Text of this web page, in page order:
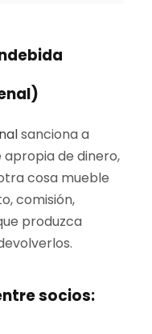
sanciona a
apropia de dinero,
cosa mueble
comisión,
produzca
socios: